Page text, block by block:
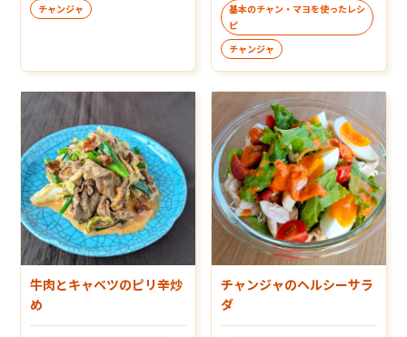
チャンジャ
基本のチャン・マヨを使ったレシ
ピ
チャンジャ
牛肉とキャベツのピリ辛炒
め
チャンジャのヘルシーサラ
ダ